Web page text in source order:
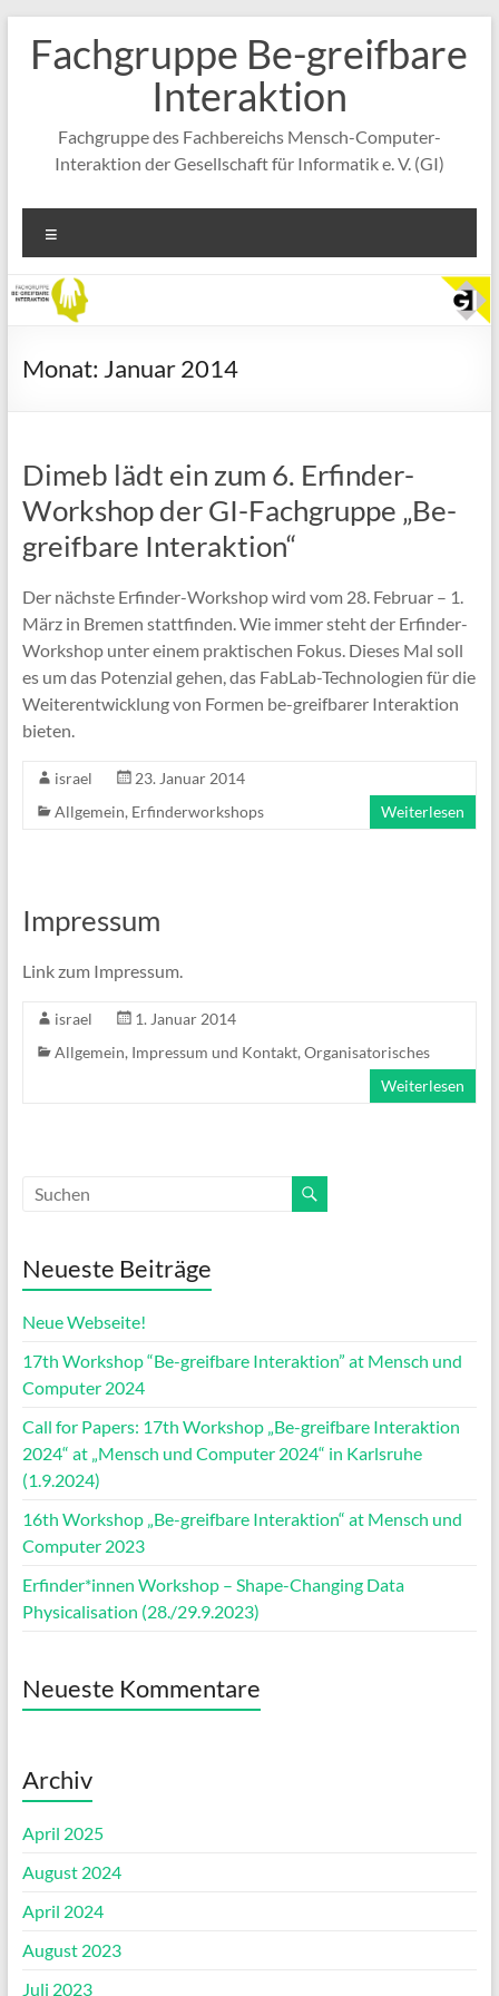
Inhalt
springen
Fachgruppe Be-greifbare
Interaktion
Fachgruppe des Fachbereichs Mensch-Computer-
Interaktion der Gesellschaft für Informatik e. V. (GI)
Monat: Januar 2014
Dimeb lädt ein zum 6. Erfinder-
Workshop der GI-Fachgruppe „Be-
greifbare Interaktion“
Der nächste Erfinder-Workshop wird vom 28. Februar – 1.
März in Bremen stattfinden. Wie immer steht der Erfinder-
Workshop unter einem praktischen Fokus. Dieses Mal soll
es um das Potenzial gehen, das FabLab-Technologien für die
Weiterentwicklung von Formen be-greifbarer Interaktion
bieten.
israel
23. Januar 2014
Allgemein, Erfinderworkshops Weiterlesen
Impressum
Link zum Impressum.
israel
1. Januar 2014
Allgemein, Impressum und Kontakt, Organisatorisches
Weiterlesen
Neueste Beiträge
Neue Webseite!
17th Workshop “Be-greifbare Interaktion” at Mensch und
Computer 2024
Call for Papers: 17th Workshop „Be-greifbare Interaktion
2024“ at „Mensch und Computer 2024“ in Karlsruhe
(1.9.2024)
16th Workshop „Be-greifbare Interaktion“ at Mensch und
Computer 2023
Erfinder*innen Workshop – Shape-Changing Data
Physicalisation (28./29.9.2023)
Neueste Kommentare
Archiv
April 2025
August 2024
April 2024
August 2023
Juli 2023